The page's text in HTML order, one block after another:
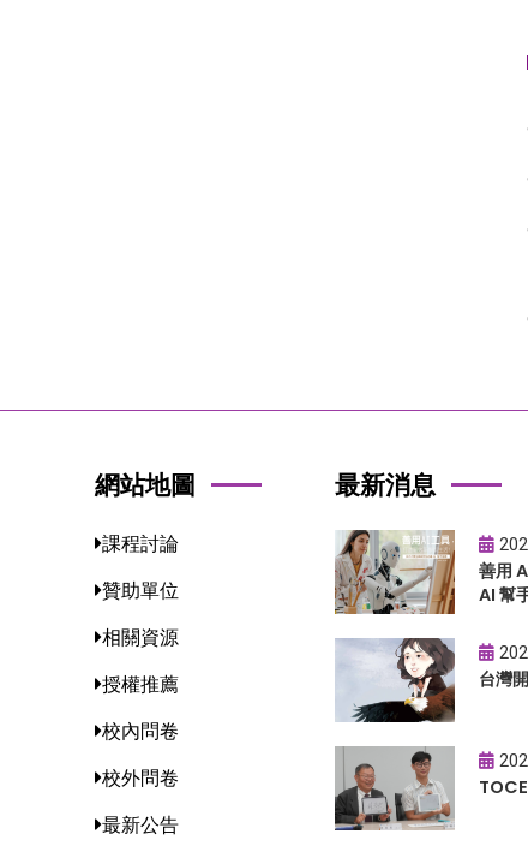
網站地圖
課程討論
贊助單位
相關資源
授權推薦
校內問卷
校外問卷
最新公告
最新消息
善用
AI 幫
台灣